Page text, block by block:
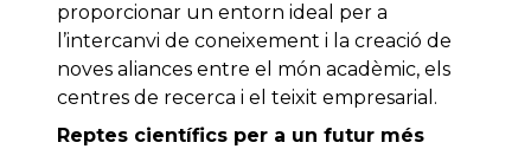
proporcionar un entorn ideal per a
l’intercanvi de coneixement i la creació de
noves aliances entre el món acadèmic, els
centres de recerca i el teixit empresarial.
Reptes científics per a un futur més